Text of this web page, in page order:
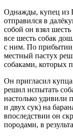
Однажды, купец из
отправился в
собой он взял
все шесть собак
с ним. По прибытии,
местный пастух
собаками, которых
Он пригласил
решил испытать
настолько удивили
и двух сук) на
впоследствии он
породами, в